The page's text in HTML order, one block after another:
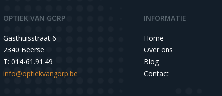
OPTIEK VAN GORP
Gasthuisstraat 6
2340 Beerse
T: 014-61.91.49
info@optiekvangorp.be
INFORMATIE
Home
Over ons
Blog
Contact